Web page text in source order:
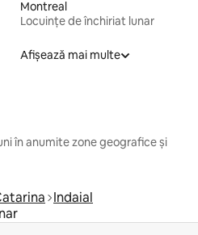
Montreal
Locuințe de închiriat lunar
Afișează mai multe
în anumite zone geografice și
Indaial